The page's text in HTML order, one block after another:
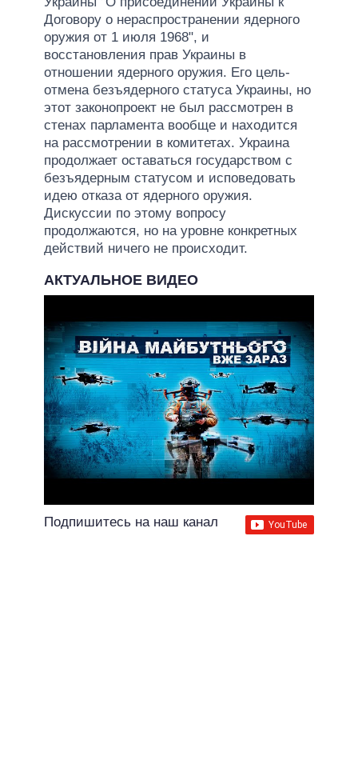
Договору о нераспространении ядерного
оружия от 1 июля 1968", и
восстановления прав Украины в
отношении ядерного оружия. Его цель-
отмена безъядерного статуса Украины, но
этот законопроект не был рассмотрен в
стенах парламента вообще и находится
на рассмотрении в комитетах. Украина
продолжает оставаться государством с
безъядерным статусом и исповедовать
идею отказа от ядерного оружия.
Дискуссии по этому вопросу
продолжаются, но на уровне конкретных
действий ничего не происходит.
АКТУАЛЬНОЕ ВИДЕО
Подпишитесь на наш канал